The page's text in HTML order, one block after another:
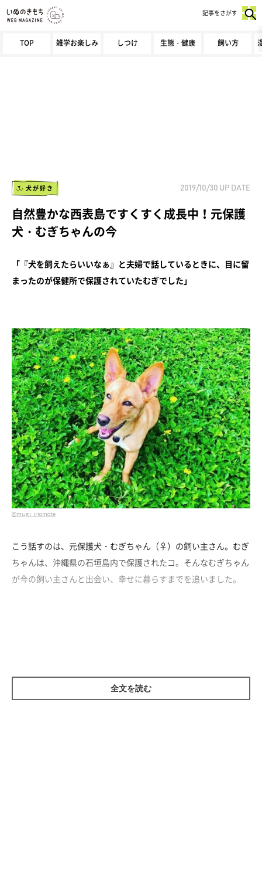
TOP 雑学お楽しみ しつけ 生態・健康 飼い方
記事をさがす
犬が好き 2019/10/30 UP DATE
自然豊かな西表島ですくすく成長中！元保護
犬・むぎちゃんの今
「『犬を飼えたらいいなぁ』と夫婦で話しているときに、目に留
まったのが保健所で保護されていたむぎでした」
@mugi_iriomote
こう話すのは、元保護犬・むぎちゃん（♀）の飼い主さん。むぎ
ちゃんは、沖縄県の石垣島内で保護されたコ。そんなむぎちゃん
が今の飼い主さんと出会い、幸せに暮らすまでを追いました。
全文を読む